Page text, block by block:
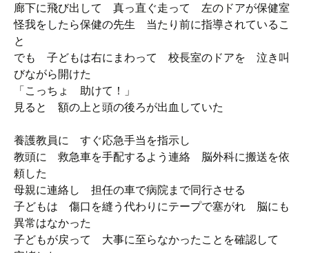
廊下に飛び出して 真っ直ぐ走って 左のドアが保健室
怪我をしたら保健の先生 当たり前に指導されているこ
と
でも 子どもは右にまわって 校長室のドアを 泣き叫
びながら開けた
「こっちょ 助けて！」
見ると 額の上と頭の後ろが出血していた
養護教員に すぐ応急手当を指示し
教頭に 救急車を手配するよう連絡 脳外科に搬送を依
頼した
母親に連絡し 担任の車で病院まで同行させる
子どもは 傷口を縫う代わりにテープで塞がれ 脳にも
異常はなかった
子どもが戻って 大事に至らなかったことを確認して